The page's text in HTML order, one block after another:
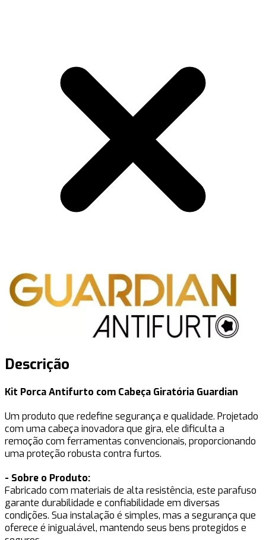
Descrição
Kit Porca Antifurto com Cabeça Giratória Guardian
Um produto que redefine segurança e qualidade. Projetado
com uma cabeça inovadora que gira, ele dificulta a
remoção com ferramentas convencionais, proporcionando
uma proteção robusta contra furtos.
- Sobre o Produto:
Fabricado com materiais de alta resistência, este parafuso
garante durabilidade e confiabilidade em diversas
condições. Sua instalação é simples, mas a segurança que
oferece é inigualável, mantendo seus bens protegidos e